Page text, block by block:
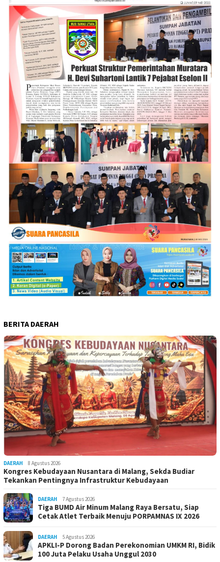
BERITA DAERAH
DAERAH 8 Agustus 2026
Kongres Kebudayaan Nusantara di Malang, Sekda Budiar
Tekankan Pentingnya Infrastruktur Kebudayaan
DAERAH 7 Agustus 2026
Tiga BUMD Air Minum Malang Raya Bersatu, Siap
Cetak Atlet Terbaik Menuju PORPAMNAS IX 2026
DAERAH 5 Agustus 2026
APKLI-P Dorong Badan Perekonomian UMKM RI, Bidik
100 Juta Pelaku Usaha Unggul 2030